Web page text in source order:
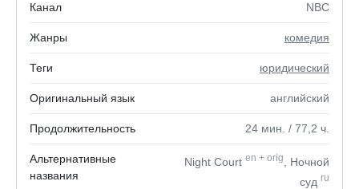
Канал NBC
Жанры комедия
Теги юридический
Оригинальный язык английский
Продолжительность 24 мин. / 77,2 ч.
Альтернативные
названия
Night Court en + orig
, Ночной
суд ru